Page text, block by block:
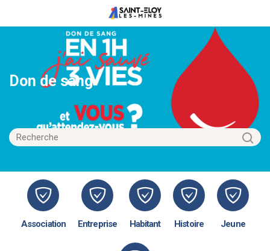
Don de sang
Association Entreprise Habitant Histoire Jeune